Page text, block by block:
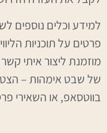
למידע וכלים נוספים
פרטים על תוכניות
מוזמנת ליצור איתי
של שבט אימהות –
בווטסאפ, או השאירי